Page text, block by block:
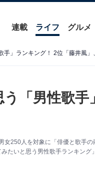
連載 ライフ グルメ
」ランキング！ 2位「藤井風」
「男性歌手
250人を対象に「俳優と歌手
たいと思う男性歌手ランキング